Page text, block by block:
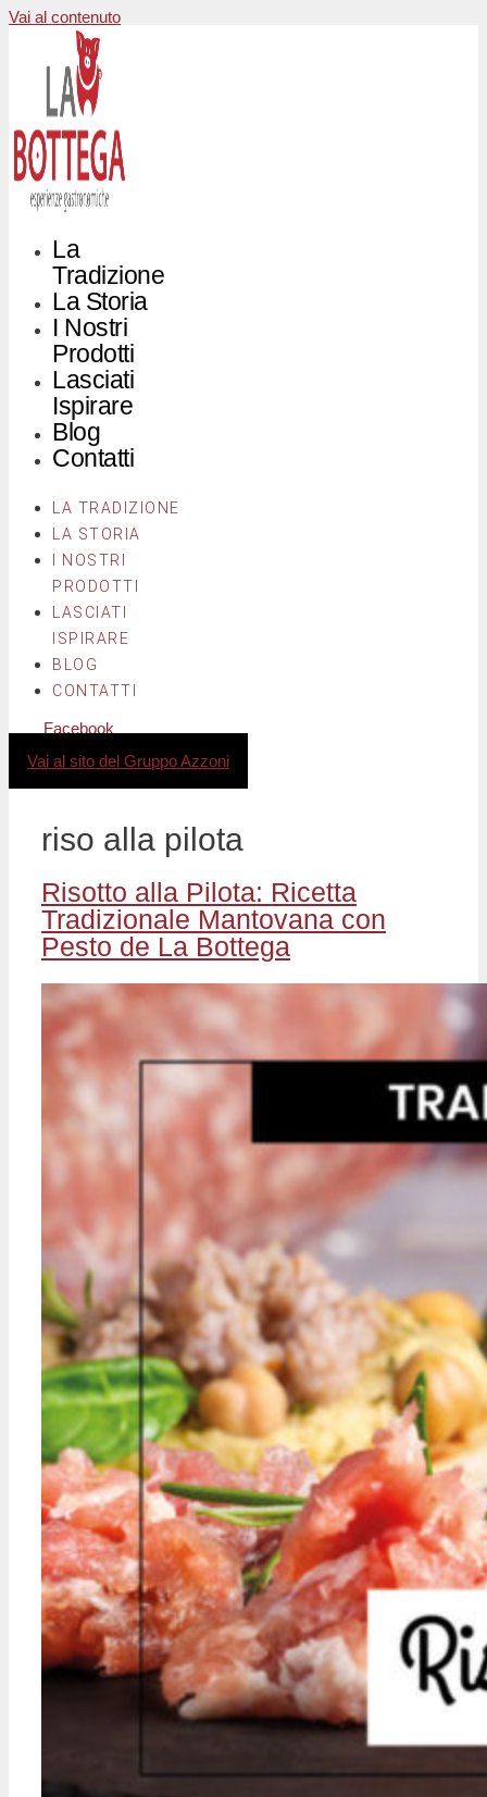
Vai al contenuto
La
Tradizione
La Storia
I Nostri
Prodotti
Lasciati
Ispirare
Blog
Contatti
LA TRADIZIONE
LA STORIA
I NOSTRI
PRODOTTI
LASCIATI
ISPIRARE
BLOG
CONTATTI
Facebook
Vai al sito del Gruppo Azzoni
riso alla pilota
Risotto alla Pilota: Ricetta
Tradizionale Mantovana con
Pesto de La Bottega